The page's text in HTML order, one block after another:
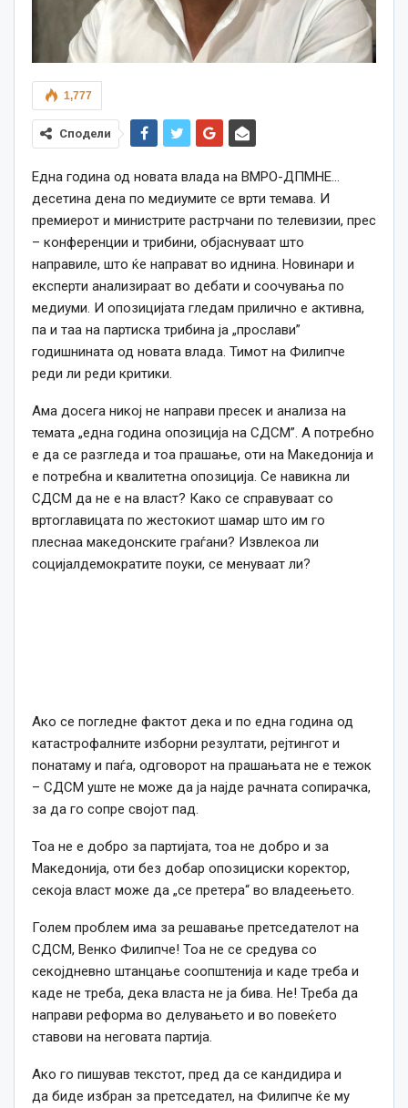
1,777
Сподели
Една година од новата влада на ВМРО-ДПМНЕ…
десетина дена по медиумите се врти темава. И
премиерот и министрите растрчани по телевизии, прес
– конференции и трибини, објаснуваат што
направиле, што ќе направат во иднина. Новинари и
експерти анализираат во дебати и соочувања по
медиуми. И опозицијата гледам прилично е активна,
па и таа на партиска трибина ја „прослави”
годишнината од новата влада. Тимот на Филипче
реди ли реди критики.
Ама досега никој не направи пресек и анализа на
темата „една година опозиција на СДСМ”. А потребно
е да се разгледа и тоа прашање, оти на Македонија и
е потребна и квалитетна опозиција. Се навикна ли
СДСМ да не е на власт? Како се справуваат со
вртоглавицата по жестокиот шамар што им го
плеснаа македонските граѓани? Извлекоа ли
социјалдемократите поуки, се менуваат ли?
Ако се погледне фактот дека и по една година од
катастрофалните изборни резултати, рејтингот и
понатаму и паѓа, одговорот на прашањата не е тежок
– СДСМ уште не може да ја најде рачната сопирачка,
за да го сопре својот пад.
Тоа не е добро за партијата, тоа не добро и за
Македонија, оти без добар опозициски коректор,
секоја власт може да „се претера“ во владеењето.
Голем проблем има за решавање претседателот на
СДСМ, Венко Филипче! Тоа не се средува со
секојдневно штанцање соопштенија и каде треба и
каде не треба, дека власта не ја бива. Не! Треба да
направи реформа во делувањето и во повеќето
ставови на неговата партија.
Ако го пишував текстот, пред да се кандидира и
да биде избран за претседател, на Филипче ќе му